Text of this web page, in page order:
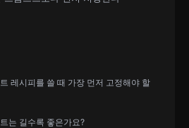
레시피를 쓸 때 가장 먼저 고정해야 할
는 길수록 좋은가요?